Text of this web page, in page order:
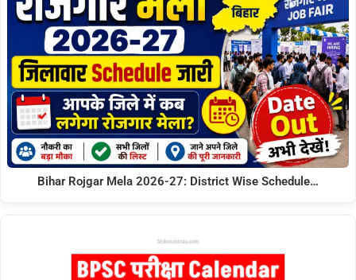
Bihar Rojgar Mela 2026-27: District Wise Schedule…